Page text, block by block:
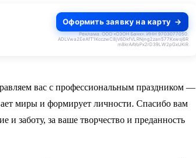
Оформить заявку на карту
Реклама. ООО «ОЗОН Банк». ИНН 9703077050.
ADLVwa2EeAfT1KcczwC8jV6DkfVLRNjng2zan577Kxwsj6R
m8krAAYoPx2rD39LW2pGxUKiR
вас с профессиональным праздником —
миры и формирует личности. Спасибо вам
и заботу, за ваше творчество и преданность